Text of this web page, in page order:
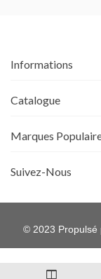
Informations
Catalogue
Marques
Suivez-Nous
© 2023 Propulsé